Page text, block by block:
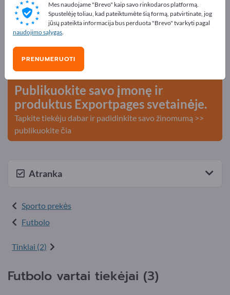
Reklamuokitės nemokamai
Exportpages!
Poreikiai – Pasiūlymai – Naudotos prekės – Verslo
Publikuokite savo įmonę ir
produktus Exportpages svetainėje.
Tapkite tiekėju dabar ir padidinkite savo žinomumą >>
publikuokite čia
Atranka
Sporto prekės
Futbolo
Tinklai (2)
Futbolo vartai tiekėjai (3)
Mes naudojame "Brevo" kaip savo rinkodaros platformą.
Spustelėję toliau, kad pateiktumėte šią formą, patvirtinate, jog
jūsų pateikta informacija bus perduota "Brevo" tvarkyti pagal
naudojimo sąlygas.
PRENUMERUOTI